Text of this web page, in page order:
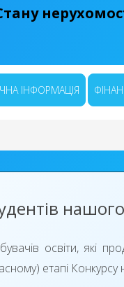
ІНФОРМАЦІЯ
освіти, які
етапі Конкурсу